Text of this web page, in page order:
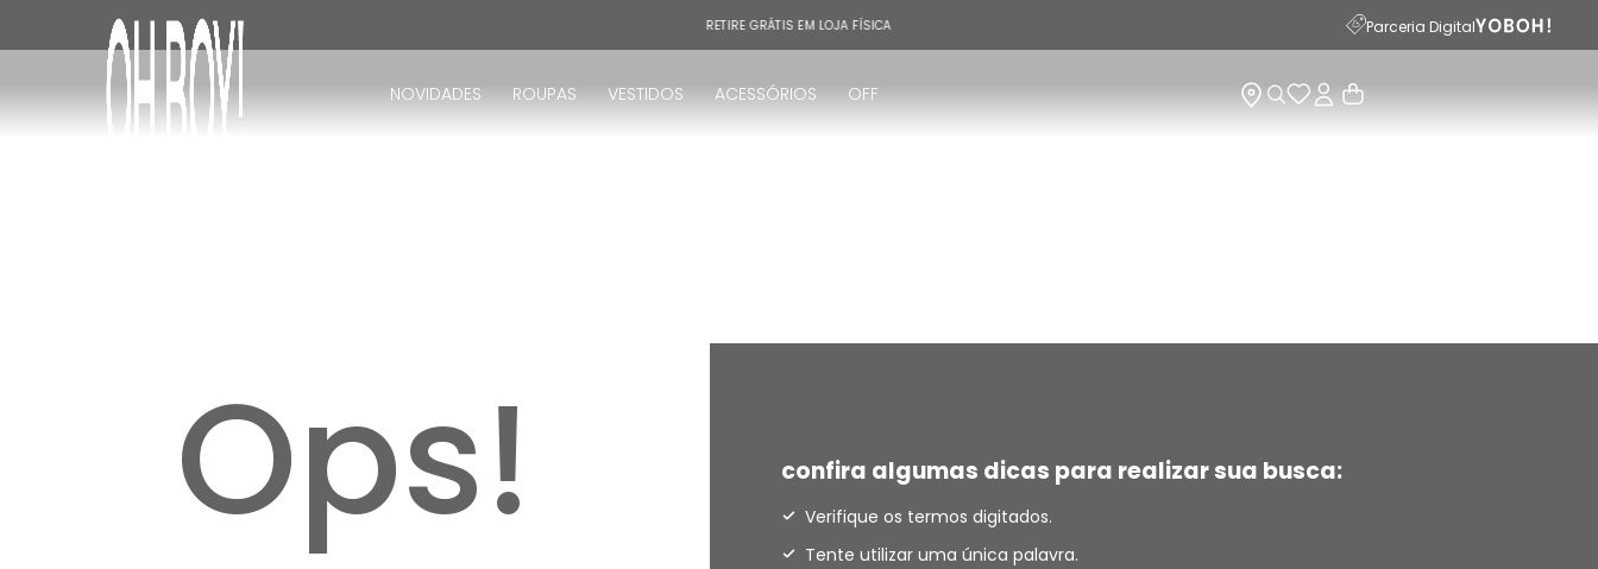
RETIRE GRÁTIS EM LOJA FÍSICA Parceria Digital
NOVIDADES ROUPAS VESTIDOS ACESSÓRIOS OFF
Ops! confira algumas dicas para realizar sua busca:
Verifique os termos digitados.
Tente utilizar uma única palavra.
TERMOS MAIS BUSCADOS
vestido
vestido longo